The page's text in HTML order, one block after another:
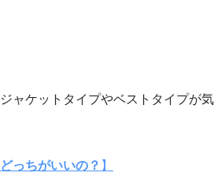
ャケットタイプやベストタイプが気
ちがいいの？ 】